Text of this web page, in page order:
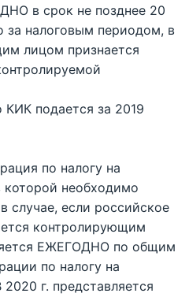
в срок не позднее 20
за налоговым периодом, в
лицом признается
подается за 2019
по налогу на
которой необходимо
случае, если российское
контролирующим
ЕЖЕГОДНО по общим
по налогу на
г. представляется